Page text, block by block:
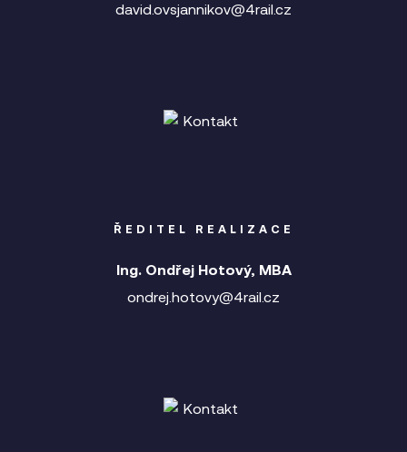
david.ovsjannikov@4rail.cz
Ing. Ondřej Hotový, MBA
ŘEDITEL REALIZACE
ondrej.hotovy@4rail.cz